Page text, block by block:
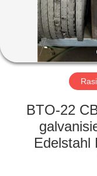
ÜBER
KONTAKT
BTO-22
Edelstahl